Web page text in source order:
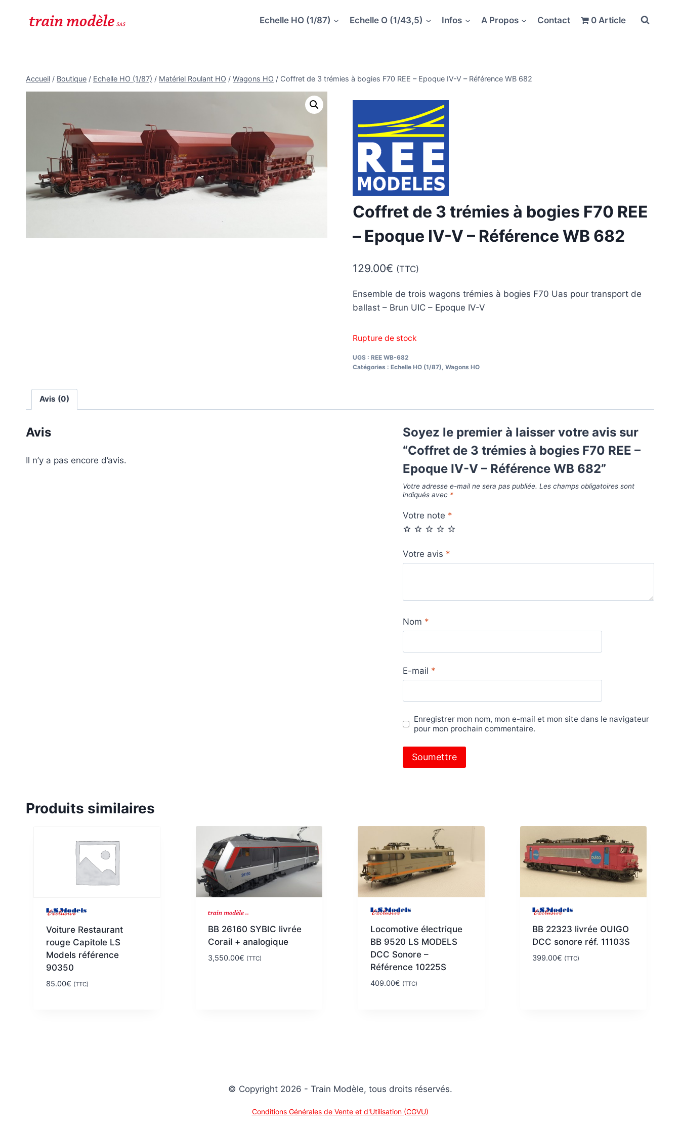
Echelle HO (1/87) Echelle O (1/43,5) Infos A Propos Contact 0 Article
Accueil / Boutique / Echelle HO (1/87) / Matériel Roulant HO / Wagons HO / Coffret de 3 trémies à bogies F70 REE – Epoque IV-V – Référence WB 682
Coffret de 3 trémies à bogies F70 REE
– Epoque IV-V – Référence WB 682
129.00€ (TTC)
Ensemble de trois wagons trémies à bogies F70 Uas pour transport de
ballast – Brun UIC – Epoque IV-V
Rupture de stock
UGS : REE WB-682
Catégories : Echelle HO (1/87) Wagons HO
Avis (0)
Avis
Il n’y a pas encore d’avis.
Soyez le premier à laisser votre avis sur
“Coffret de 3 trémies à bogies F70 REE –
Epoque IV-V – Référence WB 682”
Votre adresse e-mail ne sera pas publiée. Les champs obligatoires sont
indiqués avec *
Votre note *
Votre avis *
Nom *
E-mail *
Enregistrer mon nom, mon e-mail et mon site dans le navigateur
pour mon prochain commentaire.
Produits similaires
Voiture Restaurant
rouge Capitole LS
Models référence
90350
85.00€ (TTC)
BB 26160 SYBIC livrée
Corail + analogique
3,550.00€ (TTC)
Locomotive électrique
BB 9520 LS MODELS
DCC Sonore –
Référence 10225S
409.00€ (TTC)
BB 22323 livrée OUIGO
DCC sonore réf. 11103S
399.00€ (TTC)
© Copyright 2026 - Train Modèle, tous droits réservés.
Conditions Générales de Vente et d'Utilisation (CGVU)